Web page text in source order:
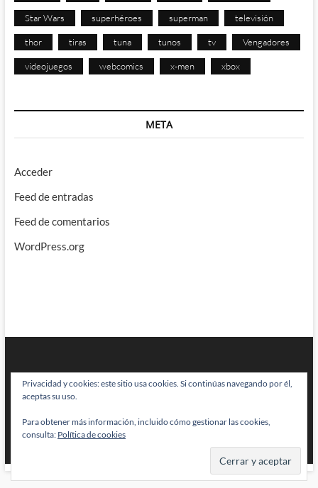
Star Wars superhéroes superman televisión
thor tiras tuna tunos tv Vengadores
videojuegos webcomics x-men xbox
META
Acceder
Feed de entradas
Feed de comentarios
WordPress.org
BRAINSTOMPING| Diseñado por:Theme Freesia|WordPress| © Todos
los derechos reservados
Privacidad y cookies: este sitio usa cookies. Si continúas navegando por él,
aceptas su uso.
Para obtener más información, incluido cómo gestionar las cookies,
consulta: Política de cookies